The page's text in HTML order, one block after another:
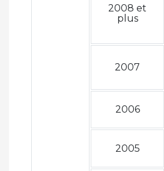
2008 et
plus
2007
2006
2005